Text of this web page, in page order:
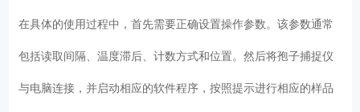
在具体的使用过程中，首先需要正确设置操作参数。该参数通常
包括读取间隔、温度滞后、计数方式和位置。然后将孢子捕捉仪
与电脑连接，并启动相应的软件程序，按照提示进行相应的样品